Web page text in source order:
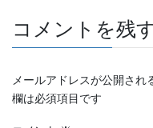
コメントを残
メールアドレスが公開され
欄は必須項目です